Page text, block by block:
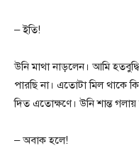
– ইতি!
উনি মাথা নাড়লেন। আমি
পারছি না। এতোটা মিল থাকে
দিত এতোক্ষণে। উনি শান্ত
– অবাক হলে!